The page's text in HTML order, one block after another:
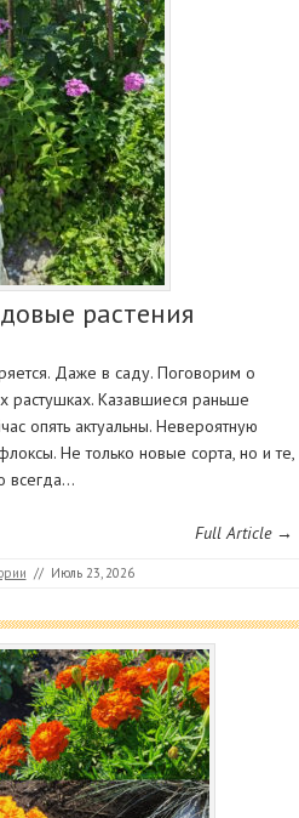
растения
Даже в саду. Поговорим о
растушках. Казавшиеся раньше
опять актуальны. Невероятную
Не только новые сорта, но и те,
всегда…
Full Article →
// Июль 23, 2026